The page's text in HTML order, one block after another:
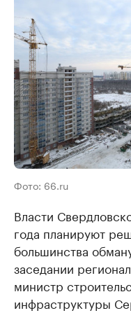
Фото: 66.ru
Власти
года планируют
большинства
заседании
министр
инфраструктуры